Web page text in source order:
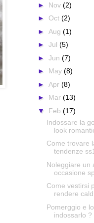
► Nov (2)
► Oct (2)
► Aug (1)
► Jul (5)
► Jun (7)
► May (8)
► Apr (8)
► Mar (13)
▼ Feb (17)
Indossare la
look
Come trovare
tendenze
Noleggiare un
occasione
Come vestirsi
rendere
Pomerggio e
indossarlo ?